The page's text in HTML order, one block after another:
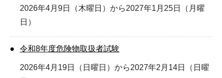
2026年4月9日（木曜日）から2027年1月25日（月曜
日）
令和8年度危険物取扱者試験
2026年4月19日（日曜日）から2027年2月14日（日曜